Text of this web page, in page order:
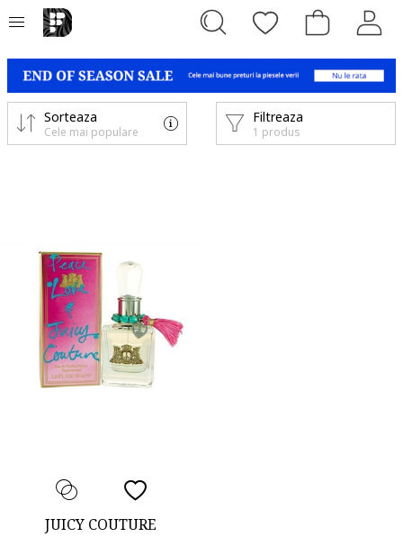
Filtreaza
1 produs
Sorteaza
Cele mai populare
JUICY COUTURE